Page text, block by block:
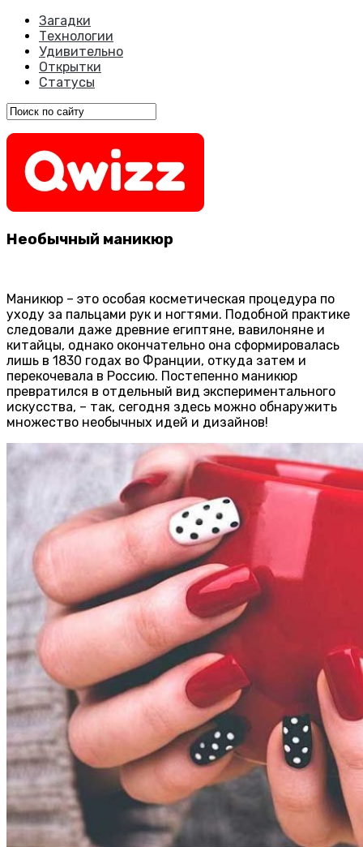
Загадки
Технологии
Удивительно
Открытки
Статусы
Необычный маникюр
Маникюр – это особая косметическая процедура по
уходу за пальцами рук и ногтями. Подобной практике
следовали даже древние египтяне, вавилоняне и
китайцы, однако окончательно она сформировалась
лишь в 1830 годах во Франции, откуда затем и
перекочевала в Россию. Постепенно маникюр
превратился в отдельный вид экспериментального
искусства, – так, сегодня здесь можно обнаружить
множество необычных идей и дизайнов!